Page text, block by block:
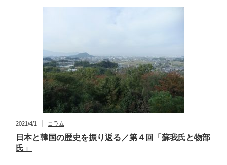
2021/4/1 コラム
日本と韓国の歴史を振り返る／第４回「蘇我氏と物部
氏」